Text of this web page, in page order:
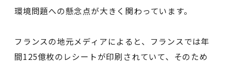
環境問題への懸念点が大きく関わっています。
フランスの地元メディアによると、フランスでは年
間125億枚のレシートが印刷されていて、そのため